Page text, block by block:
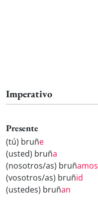
Imperativo
Presente
(tú) bruñe
(usted) bruña
(nosotros/as) bruñamos
(vosotros/as) bruñid
(ustedes) bruñan